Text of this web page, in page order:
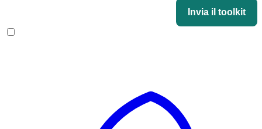
Invia il toolkit